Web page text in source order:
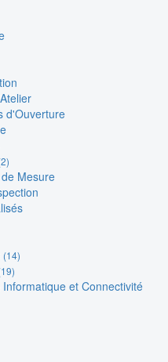
d'Ouverture
Mesure
(14)
Informatique et Connectivité